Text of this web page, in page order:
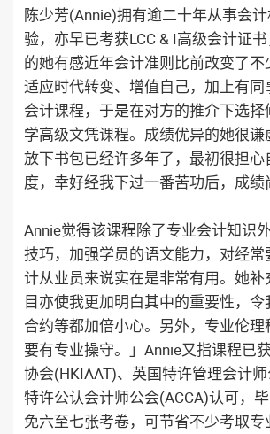
陈少芳(Annie)拥有逾二十年从事会
验，亦早已考获LCC & I高级会计证
的她有感近年会计准则比前改变了
适应时代转变、增值自己，加上有同
会计课程，于是在对方的推介下选择
学高级文凭课程。成绩优异的她很
放下书包已经许多年了，最初很担心
度，幸好经我下过一番苦功后，成绩
Annie觉得该课程除了专业会计知识
技巧，加强学员的语文能力，对经常
计从业员来说实在是非常有用。她
目亦使我更加明白其中的重要性，
合约等都加倍小心。另外，专业伦
要有专业操守。」Annie又指课程已
协会(HKIAAT)、英国特许管理会计
特许公认会计师公会(ACCA)认可，
免六至七张考卷，可节省不少考取专